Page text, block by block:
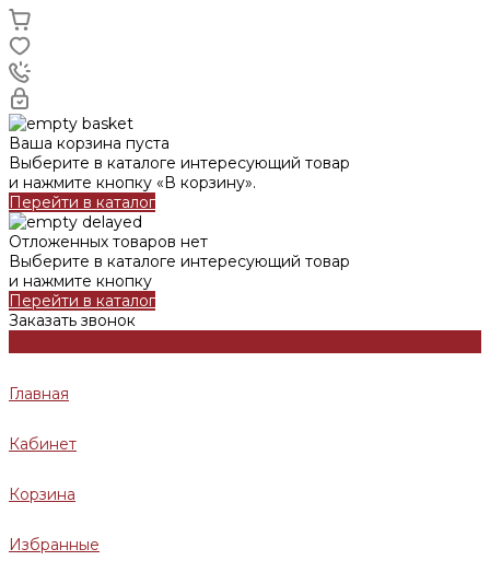
Ваша корзина пуста
Выберите в каталоге интересующий товар
и нажмите кнопку «В корзину».
Перейти в каталог
Отложенных товаров нет
Выберите в каталоге интересующий товар
и нажмите кнопку
Перейти в каталог
Заказать звонок
Главная
Кабинет
Корзина
Избранные